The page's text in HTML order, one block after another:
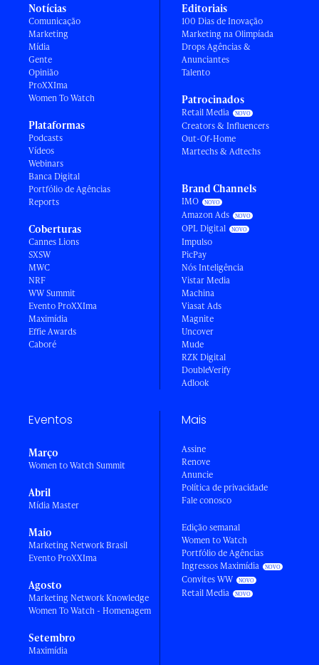
Notícias
Comunicação
Marketing
Mídia
Gente
Opinião
ProXXIma
Women To Watch
Plataformas
Podcasts
Vídeos
Webinars
Banca Digital
Portfólio de Agências
Reports
Coberturas
Cannes Lions
SXSW
MWC
NRF
WW Summit
Evento ProXXIma
Maximídia
Effie Awards
Caboré
Editoriais
100 Dias de Inovação
Marketing na Olimpíada
Drops Agências &
Anunciantes
Talento
Patrocinados
Retail Media
Creators & Influencers
Out-Of-Home
Martechs & Adtechs
Brand Channels
IMO
Amazon Ads
OPL Digital
Impulso
PicPay
Nós Inteligência
Vistar Media
Machina
Viasat Ads
Magnite
Uncover
Mude
RZK Digital
DoubleVerify
Adlook
Eventos
Março
Women to Watch Summit
Abril
Mídia Master
Maio
Marketing Network Brasil
Evento ProXXIma
Agosto
Marketing Network Knowledge
Women To Watch - Homenagem
Setembro
Maximídia
Mais
Assine
Renove
Anuncie
Política de privacidade
Fale conosco
Edição semanal
Women to Watch
Portfólio de Agências
Ingressos Maximídia
Convites WW
Retail Media